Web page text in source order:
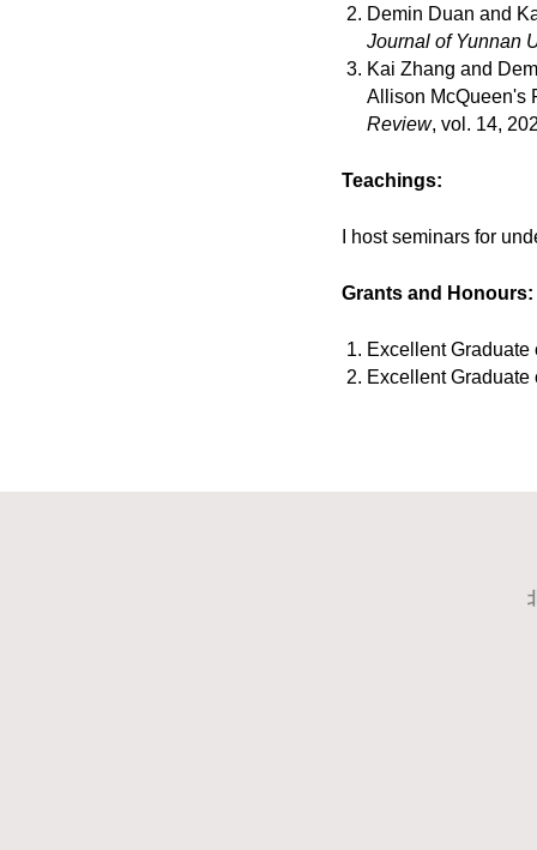
Demin Duan and
Journal of Yunnan
Kai Zhang and
Allison McQueen's
Review, vol. 14,
Teachings:
I host seminars for
Grants and Honours:
Excellent
Excellent